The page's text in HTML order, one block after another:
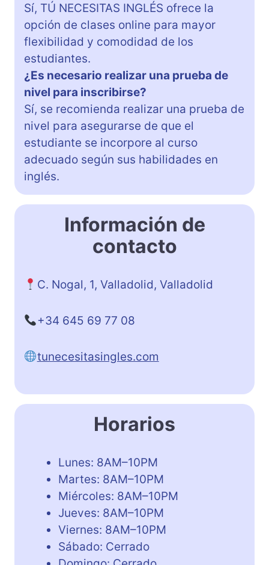
Sí, TÚ NECESITAS INGLÉS ofrece la
opción de clases online para mayor
flexibilidad y comodidad de los
estudiantes.
¿Es necesario realizar una prueba de
nivel para inscribirse?
Sí, se recomienda realizar una prueba de
nivel para asegurarse de que el
estudiante se incorpore al curso
adecuado según sus habilidades en
inglés.
Información de
contacto
C. Nogal, 1, Valladolid, Valladolid
+34 645 69 77 08
tunecesitasingles.com
Horarios
Lunes: 8AM–10PM
Martes: 8AM–10PM
Miércoles: 8AM–10PM
Jueves: 8AM–10PM
Viernes: 8AM–10PM
Sábado: Cerrado